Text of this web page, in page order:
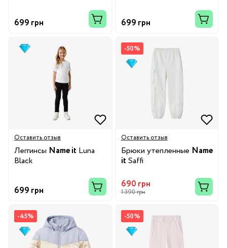
699 грн 699 грн
Оставить отзыв
Леггинсы Name it Luna
Black
699 грн
-50%
Оставить отзыв
Брюки утепленные Name
it Saffi
690 грн
1 390 грн
-45% -50%